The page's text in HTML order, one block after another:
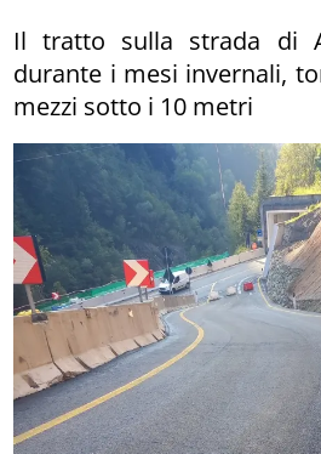
Il tratto sulla strada di
durante i mesi invernali,
mezzi sotto i 10 metri